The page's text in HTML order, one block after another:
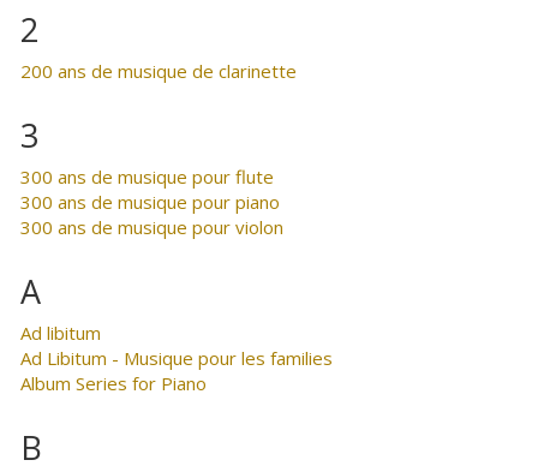
2
200 ans de musique de clarinette
3
300 ans de musique pour flute
300 ans de musique pour piano
300 ans de musique pour violon
A
Ad libitum
Ad Libitum - Musique pour les families
Album Series for Piano
B